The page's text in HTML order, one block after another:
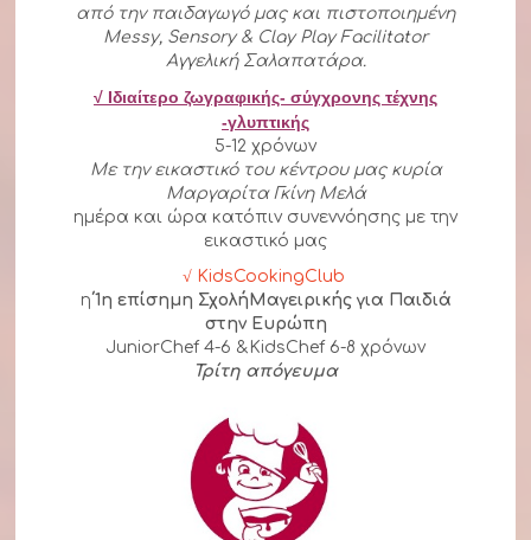
από την παιδαγωγό μας και πιστοποιημένη
Messy, Sensory & Clay Play Facilitator
Αγγελική Σαλαπατάρα.
√ Ιδιαίτερο ζωγραφικής- σύγχρονης τέχνης
-γλυπτικής
5-12 χρόνων
Με την εικαστικό του κέντρου μας κυρία
Μαργαρίτα Γκίνη Μελά
ημέρα και ώρα κατόπιν συνεννόησης με την
εικαστικό μας
√ KidsCookingClub
η΄1η επίσημη ΣχολήΜαγειρικής για Παιδιά
στην Ευρώπη
JuniorChef 4-6 &KidsChef 6-8 χρόνων
Τρίτη απόγευμα